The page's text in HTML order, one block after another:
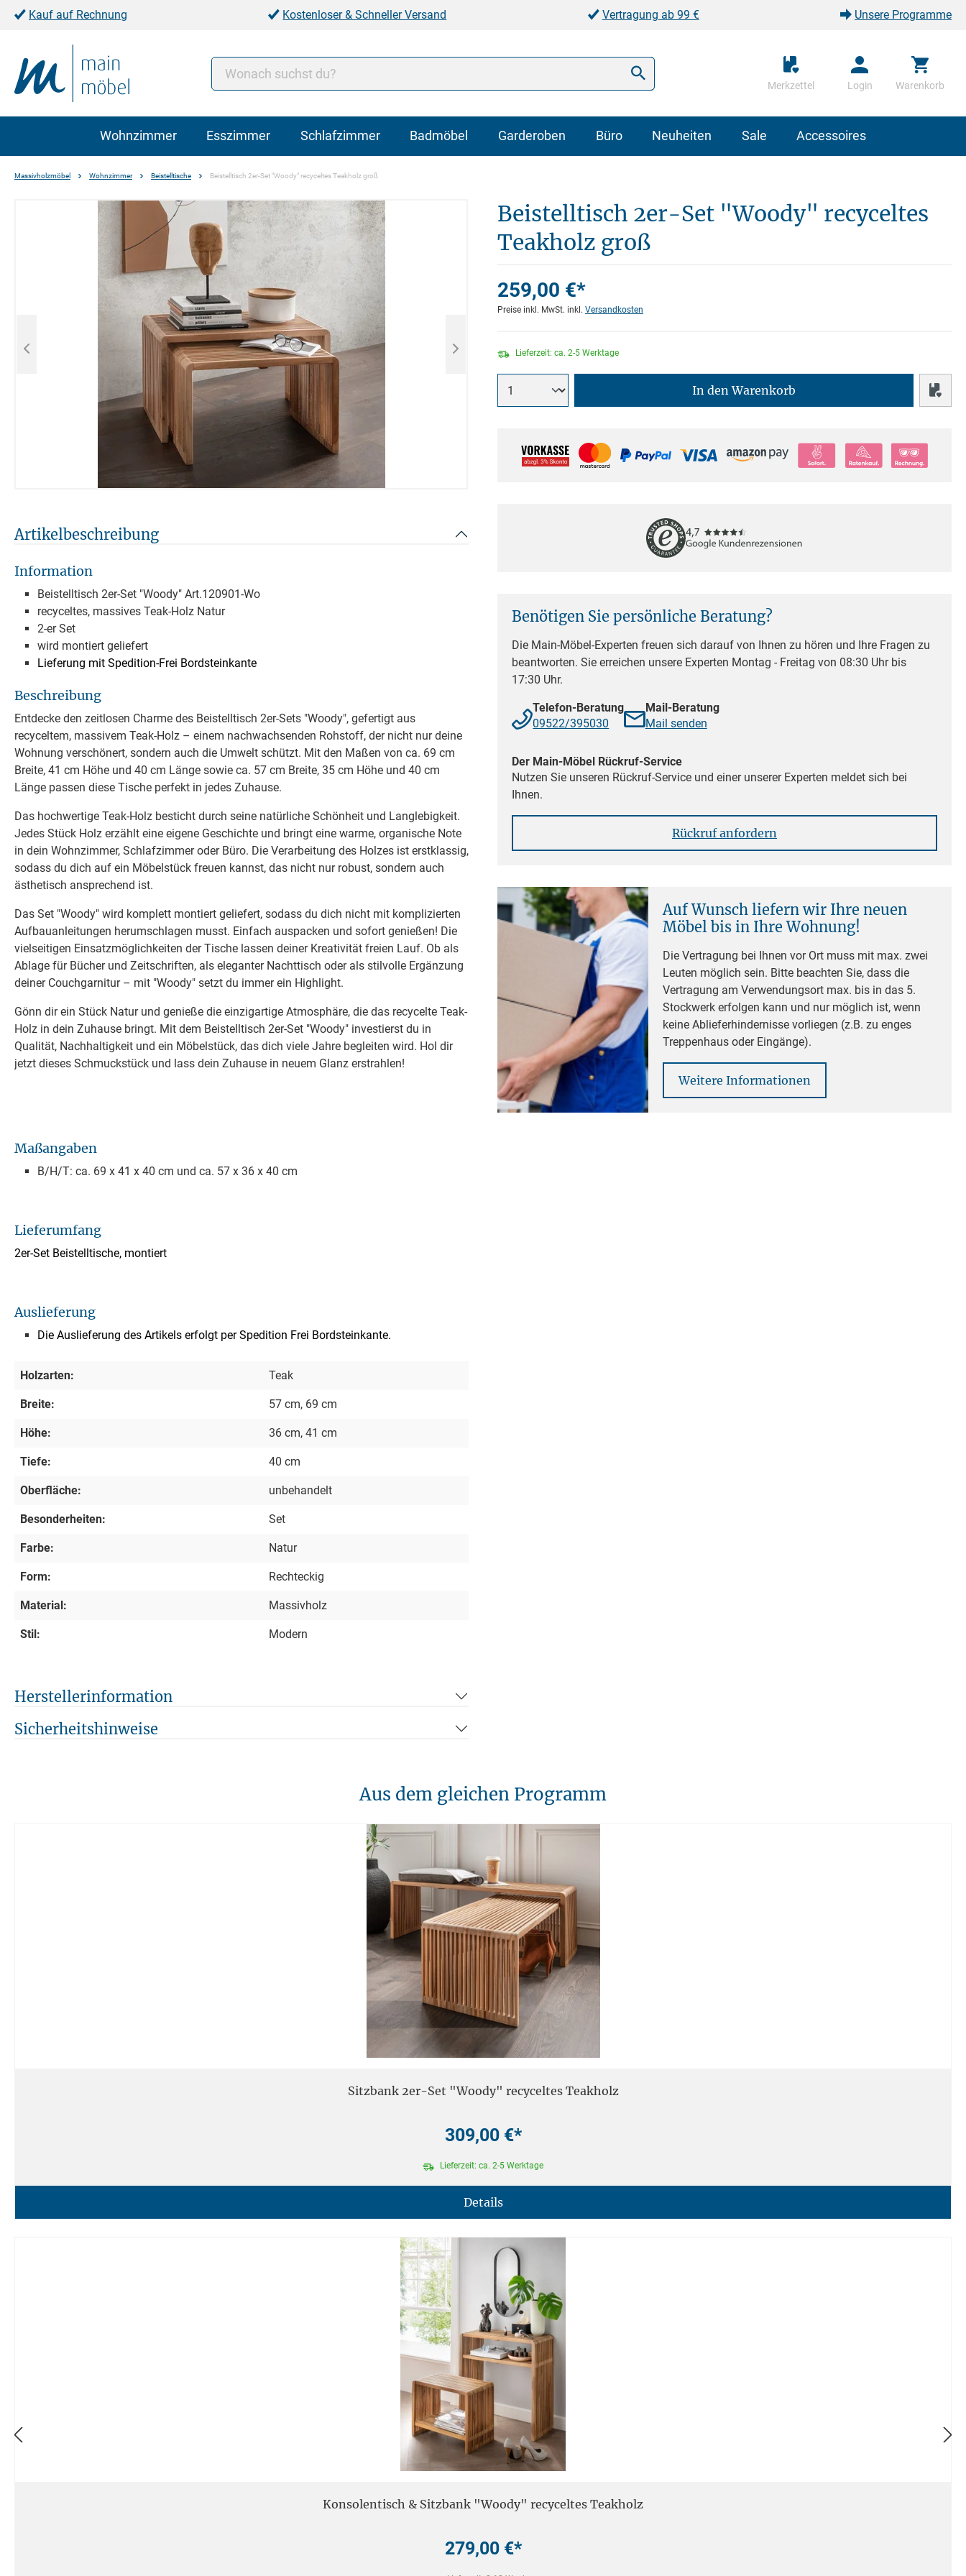
Kauf auf Rechnung Kostenloser & Schneller Versand Vertragung ab 99 € Unsere Programme
Merkzettel Login Warenkorb
Wohnzimmer Esszimmer Schlafzimmer Badmöbel Garderoben Büro Neuheiten Sale Accessoires
Massivholzmöbel Wohnzimmer Beistelltische Beistelltisch 2er-Set "Woody" recyceltes Teakholz groß
Bildergalerie überspringen
Artikelbeschreibung
Information
Beistelltisch 2er-Set "Woody" Art.120901-Wo
recyceltes, massives Teak-Holz Natur
2-er Set
wird montiert geliefert
Lieferung mit Spedition-Frei Bordsteinkante
Beschreibung
Entdecke den zeitlosen Charme des Beistelltisch 2er-Sets "Woody", gefertigt aus
recyceltem, massivem Teak-Holz – einem nachwachsenden Rohstoff, der nicht nur deine
Wohnung verschönert, sondern auch die Umwelt schützt. Mit den Maßen von ca. 69 cm
Breite, 41 cm Höhe und 40 cm Länge sowie ca. 57 cm Breite, 35 cm Höhe und 40 cm
Länge passen diese Tische perfekt in jedes Zuhause.
Das hochwertige Teak-Holz besticht durch seine natürliche Schönheit und Langlebigkeit.
Jedes Stück Holz erzählt eine eigene Geschichte und bringt eine warme, organische Note
in dein Wohnzimmer, Schlafzimmer oder Büro. Die Verarbeitung des Holzes ist erstklassig,
sodass du dich auf ein Möbelstück freuen kannst, das nicht nur robust, sondern auch
ästhetisch ansprechend ist.
Das Set "Woody" wird komplett montiert geliefert, sodass du dich nicht mit komplizierten
Aufbauanleitungen herumschlagen musst. Einfach auspacken und sofort genießen! Die
vielseitigen Einsatzmöglichkeiten der Tische lassen deiner Kreativität freien Lauf. Ob als
Ablage für Bücher und Zeitschriften, als eleganter Nachttisch oder als stilvolle Ergänzung
deiner Couchgarnitur – mit "Woody" setzt du immer ein Highlight.
Gönn dir ein Stück Natur und genieße die einzigartige Atmosphäre, die das recycelte Teak-
Holz in dein Zuhause bringt. Mit dem Beistelltisch 2er-Set "Woody" investierst du in
Qualität, Nachhaltigkeit und ein Möbelstück, das dich viele Jahre begleiten wird. Hol dir
jetzt dieses Schmuckstück und lass dein Zuhause in neuem Glanz erstrahlen!
Maßangaben
B/H/T: ca. 69 x 41 x 40 cm und ca. 57 x 36 x 40 cm
Lieferumfang
2er-Set Beistelltische, montiert
Auslieferung
Die Auslieferung des Artikels erfolgt per Spedition Frei Bordsteinkante.
Holzarten: Teak
Breite: 57 cm, 69 cm
Höhe: 36 cm, 41 cm
Tiefe: 40 cm
Oberfläche: unbehandelt
Besonderheiten: Set
Farbe: Natur
Form: Rechteckig
Material: Massivholz
Stil: Modern
Herstellerinformation
Sicherheitshinweise
Beistelltisch 2er-Set "Woody" recyceltes
Teakholz groß
259,00 €*
Preise inkl. MwSt. inkl. Versandkosten
Lieferzeit: ca. 2-5 Werktage
In den Warenkorb
Benötigen Sie persönliche Beratung?
Die Main-Möbel-Experten freuen sich darauf von Ihnen zu hören und Ihre Fragen zu
beantworten. Sie erreichen unsere Experten Montag - Freitag von 08:30 Uhr bis
17:30 Uhr.
Telefon-Beratung
09522/395030
Mail-Beratung
Mail senden
Der Main-Möbel Rückruf-Service
Nutzen Sie unseren Rückruf-Service und einer unserer Experten meldet sich bei
Ihnen.
Rückruf anfordern
Auf Wunsch liefern wir Ihre neuen
Möbel bis in Ihre Wohnung!
Die Vertragung bei Ihnen vor Ort muss mit max. zwei
Leuten möglich sein. Bitte beachten Sie, dass die
Vertragung am Verwendungsort max. bis in das 5.
Stockwerk erfolgen kann und nur möglich ist, wenn
keine Ablieferhindernisse vorliegen (z.B. zu enges
Treppenhaus oder Eingänge).
Weitere Informationen
Aus dem gleichen Programm
Sitzbank 2er-Set "Woody" recyceltes Teakholz
309,00 €*
Lieferzeit: ca. 2-5 Werktage
Details
Konsolentisch & Sitzbank "Woody" recyceltes Teakholz
279,00 €*